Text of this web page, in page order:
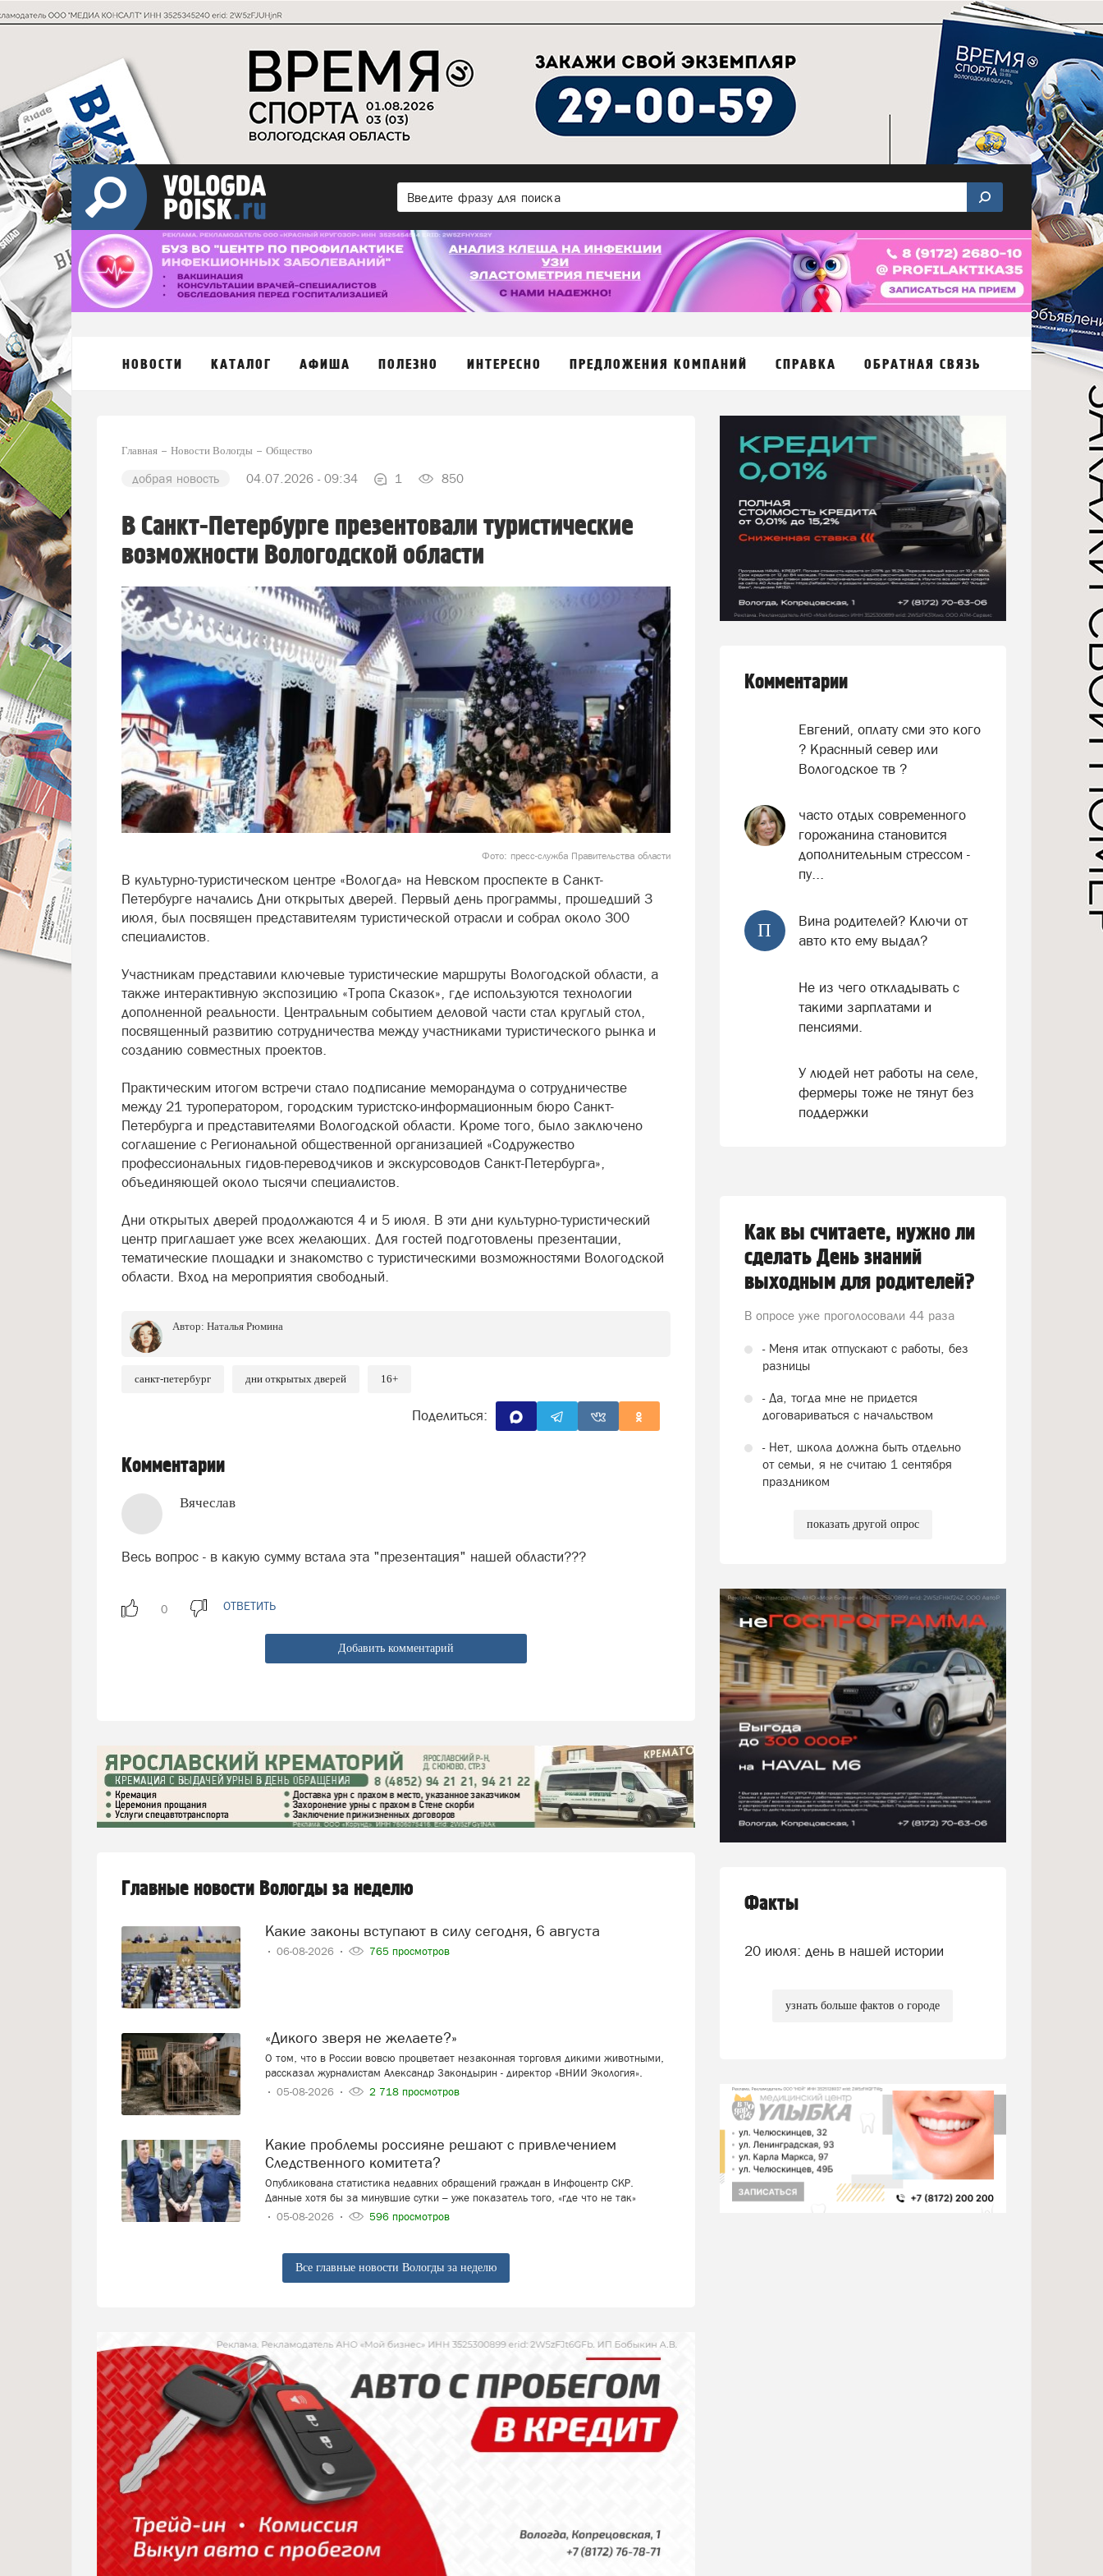
НОВОСТИ КАТАЛОГ АФИША ПОЛЕЗНО ИНТЕРЕСНО ПРЕДЛОЖЕНИЯ КОМПАНИЙ СПРАВКА ОБРАТНАЯ СВЯЗЬ
Главная Новости Вологды Общество
добрая новость 04.07.2026 - 09:34 1 850
В Санкт-Петербурге презентовали туристические
возможности Вологодской области
Фото: пресс-служба Правительства области
В культурно-туристическом центре «Вологда» на Невском проспекте в Санкт-
Петербурге начались Дни открытых дверей. Первый день программы, прошедший 3
июля, был посвящен представителям туристической отрасли и собрал около 300
специалистов.
Участникам представили ключевые туристические маршруты Вологодской области, а
также интерактивную экспозицию «Тропа Сказок», где используются технологии
дополненной реальности. Центральным событием деловой части стал круглый стол,
посвященный развитию сотрудничества между участниками туристического рынка и
созданию совместных проектов.
Практическим итогом встречи стало подписание меморандума о сотрудничестве
между 21 туроператором, городским туристско-информационным бюро Санкт-
Петербурга и представителями Вологодской области. Кроме того, было заключено
соглашение с Региональной общественной организацией «Содружество
профессиональных гидов-переводчиков и экскурсоводов Санкт-Петербурга»,
объединяющей около тысячи специалистов.
Дни открытых дверей продолжаются 4 и 5 июля. В эти дни культурно-туристический
центр приглашает уже всех желающих. Для гостей подготовлены презентации,
тематические площадки и знакомство с туристическими возможностями Вологодской
области. Вход на мероприятия свободный.
Автор: Наталья Рюмина
санкт-петербург дни открытых дверей 16+
Поделиться:
Комментарии
Вячеслав
Весь вопрос - в какую сумму встала эта "презентация" нашей области???
ОТВЕТИТЬ
Добавить комментарий
Главные новости Вологды за неделю
Какие законы вступают в силу сегодня, 6 августа
06-08-2026 765 просмотров
«Дикого зверя не желаете?»
О том, что в России вовсю процветает незаконная торговля дикими животными,
рассказал журналистам Александр Закондырин - директор «ВНИИ Экология».
05-08-2026
2 718 просмотров
Какие проблемы россияне решают с привлечением
Следственного комитета?
Опубликована статистика недавних обращений граждан в Инфоцентр СКР.
Данные хотя бы за минувшие сутки – уже показатель того, «где что не так»
05-08-2026
596 просмотров
Все главные новости Вологды за неделю
Комментарии
Евгений, оплату сми это кого
? Краснный север или
Вологодское тв ?
часто отдых современного
горожанина становится
дополнительным стрессом -
пу...
П
Вина родителей? Ключи от
авто кто ему выдал?
Не из чего откладывать с
такими зарплатами и
пенсиями.
У людей нет работы на селе,
фермеры тоже не тянут без
поддержки
Как вы считаете, нужно ли
сделать День знаний
выходным для родителей?
В опросе уже проголосовали 44 раза
- Меня итак отпускают с работы, без
разницы
- Да, тогда мне не придется
договариваться с начальством
- Нет, школа должна быть отдельно
от семьи, я не считаю 1 сентября
праздником
показать другой опрос
Факты
20 июля: день в нашей истории
узнать больше фактов о городе